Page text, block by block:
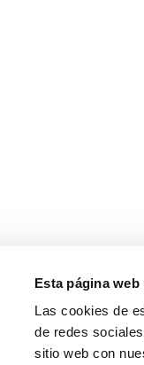
Esta página
Las cookies de
de redes
sitio web con